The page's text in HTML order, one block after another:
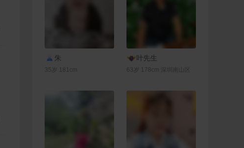
朱
35岁 181cm
联系Ta
叶先生
63岁 178cm 深圳南山区